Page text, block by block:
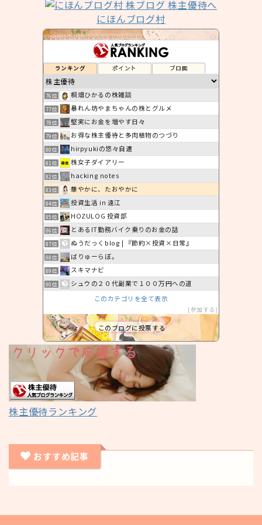
にほんブログ村
ランキング ポイント ブロ画
76位 桐畑ひかるの株雑談
77位 暴れん坊やまちゃんの株とグルメ
78位 堅実にお金を増やす日々
79位 お得な株主優待と多肉植物のつづり
80位 hirpyukiの悠々自適
81位 株女子ダイアリー
82位 hacking notes
83位 華やかに、たおやかに
84位 投資生活 in 遠江
85位 HOZULOG 投資部
86位 とあるIT勤務バイク乗りのお金の話
87位 ぬうだっくblog | 『節約×投資×日常』
88位 ばりゅーらぼ。
89位 スキマナビ
90位
シュウの２０代副業で１００万円への道
このカテゴリを全て表示
参加する
このブログに投票する
株主優待ランキング
おすすめ記事